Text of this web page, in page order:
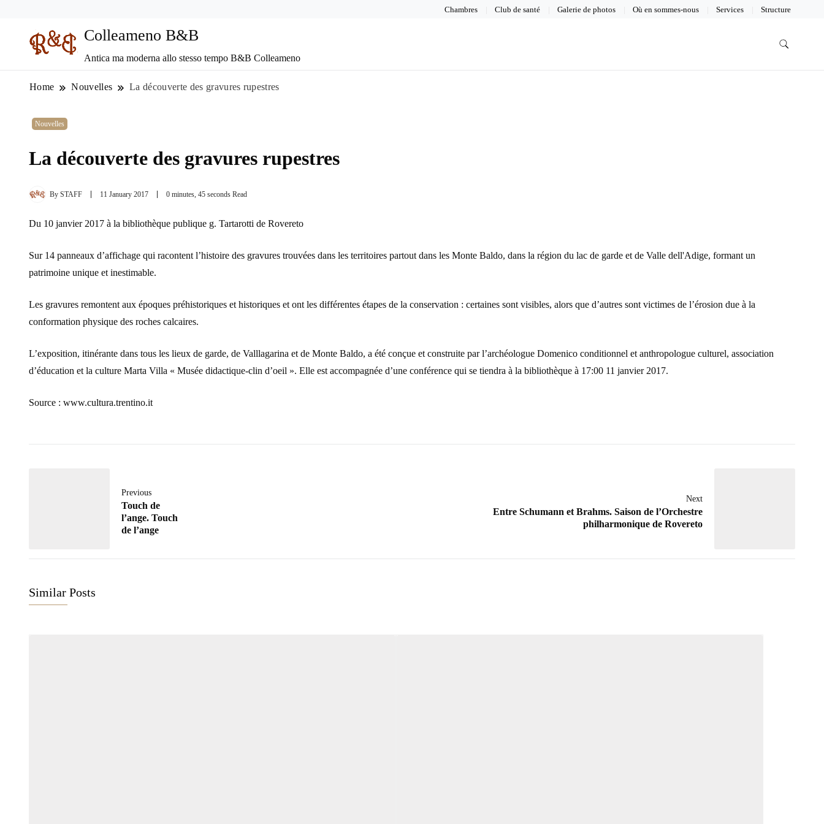
Chambres Club de santé Galerie de photos Où en sommes-nous Services Structure
Colleameno B&B
Antica ma moderna allo stesso tempo B&B Colleameno
Home Nouvelles La découverte des gravures rupestres
Nouvelles
La découverte des gravures rupestres
By STAFF 11 January 2017 0 minutes, 45 seconds Read
Du 10 janvier 2017 à la bibliothèque publique g. Tartarotti de Rovereto
Sur 14 panneaux d’affichage qui racontent l’histoire des gravures trouvées dans les territoires partout dans les Monte Baldo, dans la région du lac de garde et de Valle dell'Adige, formant un
patrimoine unique et inestimable.
Les gravures remontent aux époques préhistoriques et historiques et ont les différentes étapes de la conservation : certaines sont visibles, alors que d’autres sont victimes de l’érosion due à la
conformation physique des roches calcaires.
L’exposition, itinérante dans tous les lieux de garde, de Valllagarina et de Monte Baldo, a été conçue et construite par l’archéologue Domenico conditionnel et anthropologue culturel, association
d’éducation et la culture Marta Villa « Musée didactique-clin d’oeil ». Elle est accompagnée d’une conférence qui se tiendra à la bibliothèque à 17:00 11 janvier 2017.
Source : www.cultura.trentino.it
Previous
Touch de
l’ange. Touch
de l’ange
Next
Entre Schumann et Brahms. Saison de l’Orchestre
philharmonique de Rovereto
Similar Posts